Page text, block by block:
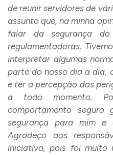
de reunir servidores de
assunto que, na minha
falar da segurança
regulamentadoras.
interpretar algumas
parte do nosso dia a dia,
e ter a percepção dos
a todo momento.
comportamento
segurança para mim e
Agradeço aos
iniciativa, pois foi muito